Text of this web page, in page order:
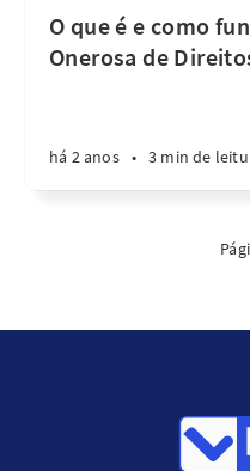
O que é e como
Onerosa de
há 2 anos • 3 min de